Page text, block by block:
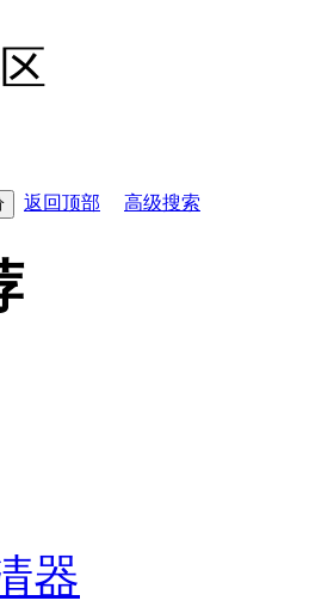
返回顶部 高级搜索
器